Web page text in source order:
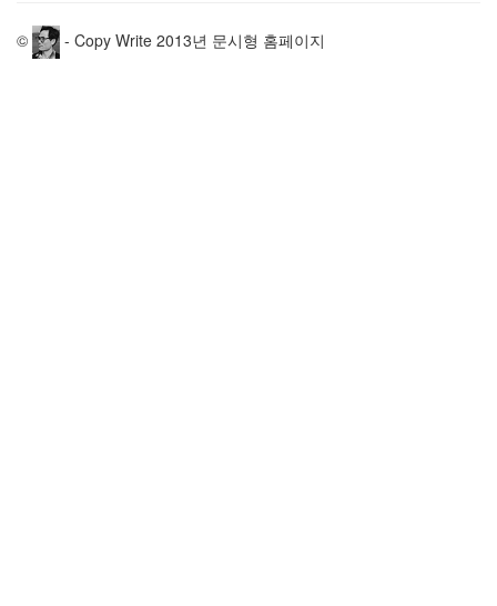
© - Copy Write 2013년 문시형 홈페이지